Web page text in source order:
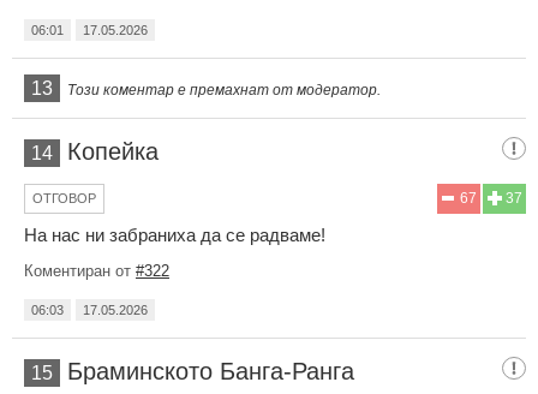
06:01 17.05.2026
13 Този коментар е премахнат от модератор.
14 Копейка
37
67
ОТГОВОР
На нас ни забраниха да се радваме!
Коментиран от #322
06:03 17.05.2026
15 Браминското Банга-Ранга